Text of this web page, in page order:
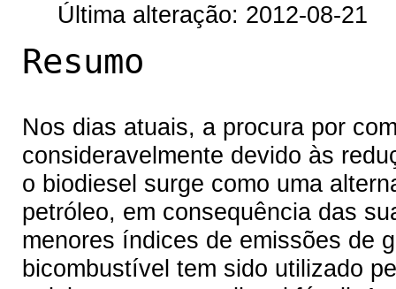
Última alteração: 2012-08-21
Resumo
Nos dias atuais, a procura por
consideravelmente devido às
o biodiesel surge como uma
petróleo, em consequência das
menores índices de emissões de
bicombustível tem sido utilizado